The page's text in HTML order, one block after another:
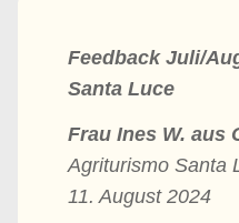
Feedback Juli/
Santa Luce
Frau Ines W. aus
Agriturismo Santa
11. August 2024